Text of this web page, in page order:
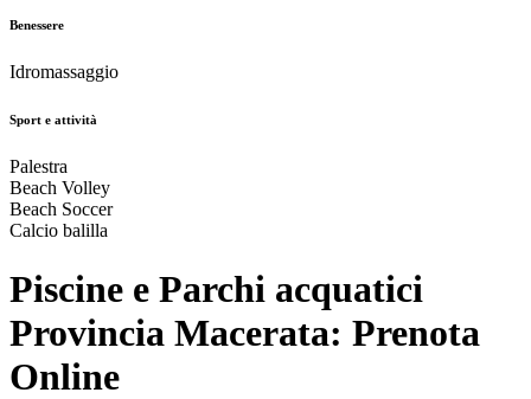
Benessere
Idromassaggio
Sport e attività
Palestra
Beach Volley
Beach Soccer
Calcio balilla
Piscine e Parchi acquatici
Provincia Macerata: Prenota
Online